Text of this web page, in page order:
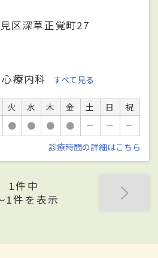
区深草正覚町27
心療内科 すべて見る
火 水 木 金 土 日
祝
● ● ● ● － －
－
診療時間の詳細はこちら
1件中
1件を表示